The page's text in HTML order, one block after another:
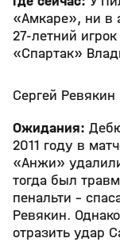
«Амкаре», ни в
27-летний
«Спартак»
Сергей Ревякин
Ожидания:
2011 году в
«Анжи»
тогда был
пенальти –
Ревякин.
отразить удар